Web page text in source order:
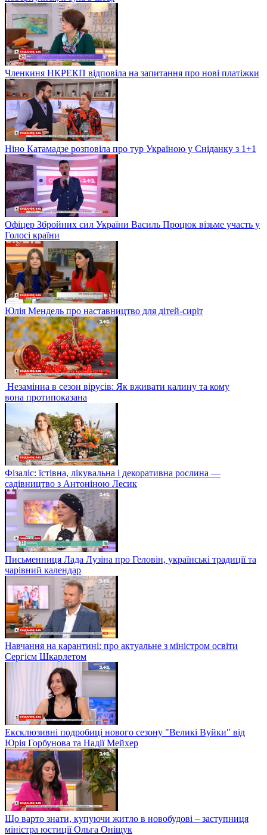
Членкиня НКРЕКП відповіла на запитання про нові платіжки
Ніно Катамадзе розповіла про тур Україною у Сніданку з 1+1
Офіцер Збройних сил України Василь Процюк візьме участь у
Голосі країни
Юлія Мендель про наставництво для дітей-сиріт
Незамінна в сезон вірусів: Як вживати калину та кому
вона протипоказана
Фізаліс: їстівна, лікувальна і декоративна рослина —
садівництво з Антоніною Лесик
Письменниця Лада Лузіна про Геловін, українські традиції та
чарівний календар
Навчання на карантині: про актуальне з міністром освіти
Сергієм Шкарлетом
Ексклюзивні подробиці нового сезону "Великі Вуйки" від
Юрія Горбунова та Надії Мейхер
Що варто знати, купуючи житло в новобудові – заступниця
міністра юстиції Ольга Оніщук